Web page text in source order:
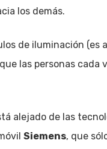
los demás.
de iluminación (es
las personas cada
alejado de las
Siemens, que